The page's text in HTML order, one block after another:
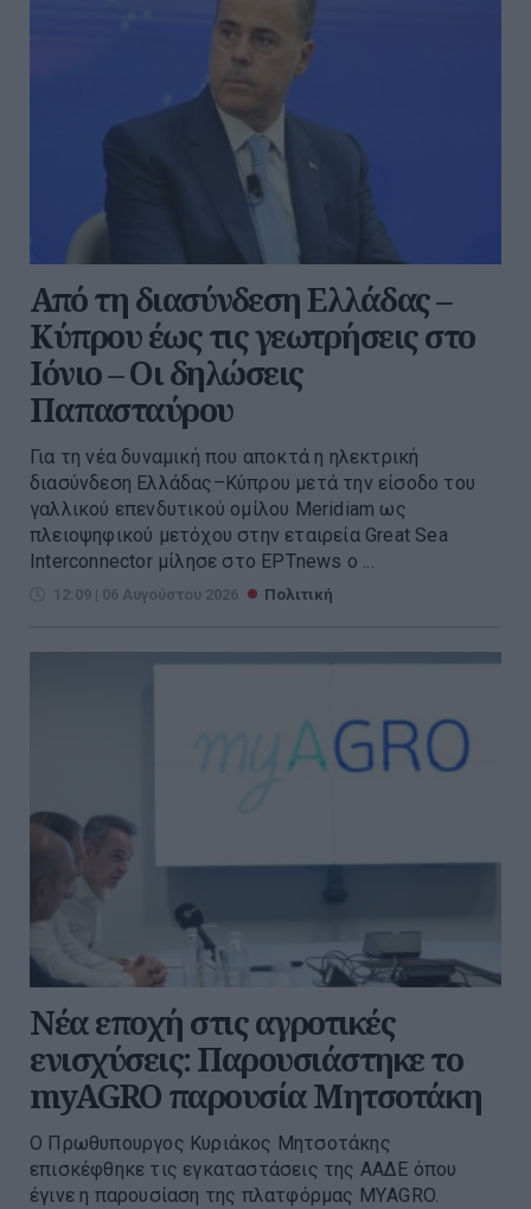
Από τη διασύνδεση Ελλάδας –
Κύπρου έως τις γεωτρήσεις στο
Ιόνιο – Οι δηλώσεις
Παπασταύρου
Για τη νέα δυναμική που αποκτά η ηλεκτρική
διασύνδεση Ελλάδας–Κύπρου μετά την είσοδο του
γαλλικού επενδυτικού ομίλου Meridiam ως
πλειοψηφικού μετόχου στην εταιρεία Great Sea
Interconnector μίλησε στο ΕΡΤnews ο ...
12:09 | 06 Αυγούστου 2026 Πολιτική
Νέα εποχή στις αγροτικές
ενισχύσεις: Παρουσιάστηκε το
myAGRO παρουσία Μητσοτάκη
O Πρωθυπουργος Κυριάκος Μητσοτάκης
επισκέφθηκε τις εγκαταστάσεις της ΑΑΔΕ όπου
έγινε η παρουσίαση της πλατφόρμας ΜΥAGRO.